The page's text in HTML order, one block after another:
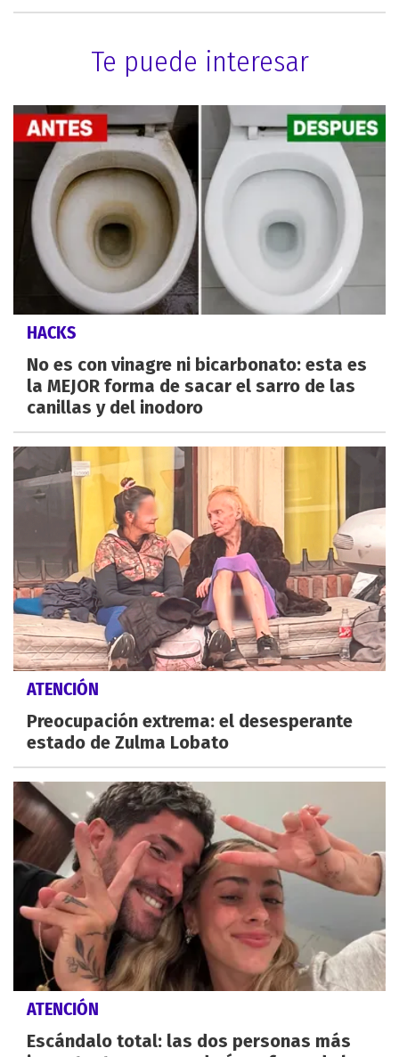
Te puede interesar
HACKS
No es con vinagre ni bicarbonato: esta es
la MEJOR forma de sacar el sarro de las
canillas y del inodoro
ATENCIÓN
Preocupación extrema: el desesperante
estado de Zulma Lobato
ATENCIÓN
Escándalo total: las dos personas más